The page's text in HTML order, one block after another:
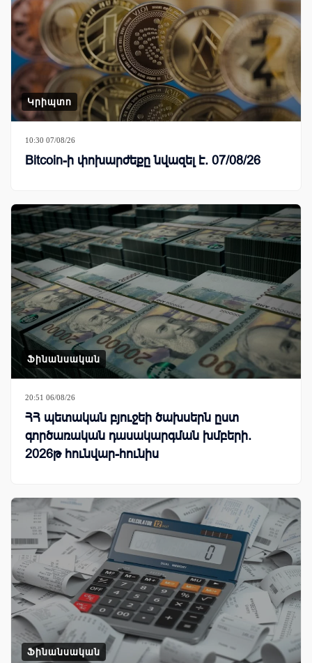
Կրիպտո
10:30 07/08/26
Bitcoin-ի փոխարժեքը նվազել է. 07/08/26
Ֆինանսական
20:51 06/08/26
ՀՀ պետական բյուջեի ծախսերն ըստ
գործառական դասակարգման խմբերի.
2026թ հունվար-հունիս
Ֆինանսական